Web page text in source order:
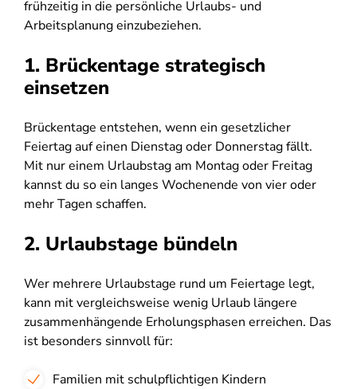
frühzeitig in die persönliche Urlaubs- und
Arbeitsplanung einzubeziehen.
1. Brückentage strategisch
einsetzen
Brückentage entstehen, wenn ein gesetzlicher
Feiertag auf einen Dienstag oder Donnerstag fällt.
Mit nur einem Urlaubstag am Montag oder Freitag
kannst du so ein langes Wochenende von vier oder
mehr Tagen schaffen.
2. Urlaubstage bündeln
Wer mehrere Urlaubstage rund um Feiertage legt,
kann mit vergleichsweise wenig Urlaub längere
zusammenhängende Erholungsphasen erreichen. Das
ist besonders sinnvoll für:
Familien mit schulpflichtigen Kindern